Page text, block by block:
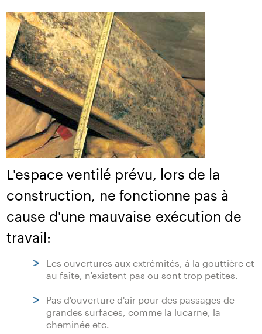
L'espace ventilé prévu, lors de la
construction, ne fonctionne pas à
cause d'une mauvaise exécution de
travail:
Les ouvertures aux extrémités, à la gouttière et
au faîte, n'existent pas ou sont trop petites.
Pas d'ouverture d'air pour des passages de
grandes surfaces, comme la lucarne, la
cheminée etc.